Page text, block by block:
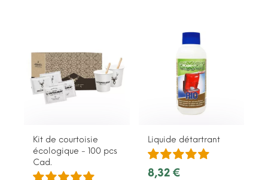
Kit de courtoisie
écologique - 100 pcs
Cad.
Liquide détartrant
8,32 €